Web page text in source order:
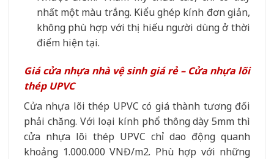
nhất một màu trắng. Kiểu ghép kính đơn giản,
không phù hợp với thị hiếu người dùng ở thời
điểm hiện tại.
Giá cửa nhựa nhà vệ sinh giá rẻ – Cửa nhựa lõi
thép UPVC
Cửa nhựa lõi thép UPVC có giá thành tương đối
phải chăng. Với loại kính phổ thông dày 5mm thì
cửa nhựa lõi thép UPVC chỉ dao động quanh
khoảng 1.000.000 VNĐ/m2. Phù hợp với những